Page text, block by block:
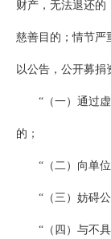
财产，无法退还的
慈善目的；情节严
以公告，公开募捐
“（一）通过
的；
“（二）向单
“（三）妨碍
“（四）与不